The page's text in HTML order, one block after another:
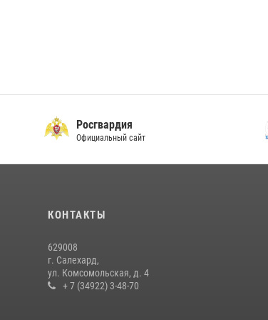
Росгвардия
Официальный сайт
КОНТАКТЫ
629008
г. Салехард,
ул. Комсомольская, д. 4
+ 7 (34922) 3-48-70